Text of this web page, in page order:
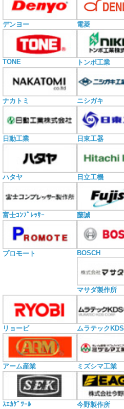
デンヨー 電菱
TONE トンボ工業
ナカトミ ニシガキ
日動工業 日東工器
ハタヤ 日立工機
富士ｺﾝﾌﾟﾚｯｻｰ 藤誠
プロモート BOSCH
マサダ製作所
リョービ ムラテックKDS
アーム産業 ミズシマ工業
ｽｴｶｹﾞﾂｰﾙ 今野製作所